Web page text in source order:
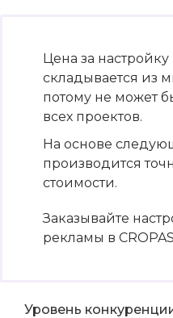
Цена за
складывается из
потому не может
всех проектов.
На основе
производится
стоимости.
Заказывайте
рекламы в
Уровень